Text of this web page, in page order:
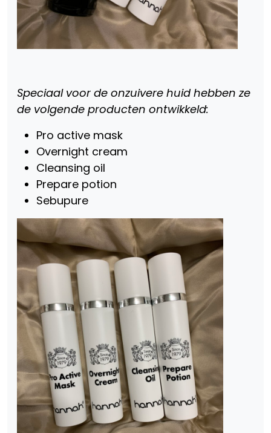
Speciaal voor de onzuivere huid hebben ze
de volgende producten ontwikkeld:
Pro active mask
Overnight cream
Cleansing oil
Prepare potion
Sebupure